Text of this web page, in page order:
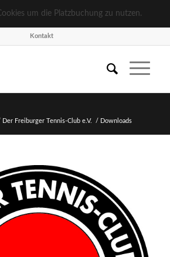
um die Platzbuchung zu nutzen.
Kon­takt
Der Frei­bur­ger Ten­nis-Club e.V. / Down­loads